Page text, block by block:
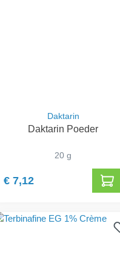
Daktarin
Daktarin Poeder
20 g
€ 7,12